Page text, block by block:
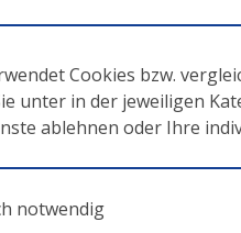
vielmehr gilt es
ist
Grundlage eines selbst
über die Empfehlung
Einrichtungen
Cookies bzw.
unter in der jeweiligen
ablehnen oder Ihre
notwendig